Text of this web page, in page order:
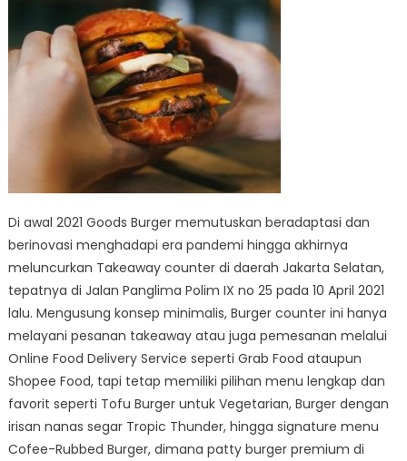
Di awal 2021 Goods Burger memutuskan beradaptasi dan
berinovasi menghadapi era pandemi hingga akhirnya
meluncurkan Takeaway counter di daerah Jakarta Selatan,
tepatnya di Jalan Panglima Polim IX no 25 pada 10 April 2021
lalu. Mengusung konsep minimalis, Burger counter ini hanya
melayani pesanan takeaway atau juga pemesanan melalui
Online Food Delivery Service seperti Grab Food ataupun
Shopee Food, tapi tetap memiliki pilihan menu lengkap dan
favorit seperti Tofu Burger untuk Vegetarian, Burger dengan
irisan nanas segar Tropic Thunder, hingga signature menu
Cofee-Rubbed Burger, dimana patty burger premium di